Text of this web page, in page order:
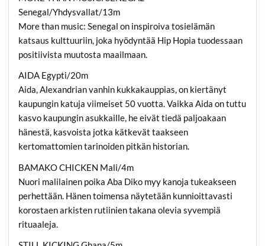
Senegal/Yhdysvallat/13m
More than music: Senegal on inspiroiva tosielämän
katsaus kulttuuriin, joka hyödyntää Hip Hopia tuodessaan
positiivista muutosta maailmaan.
AIDA Egypti/20m
Aida, Alexandrian vanhin kukkakauppias, on kiertänyt
kaupungin katuja viimeiset 50 vuotta. Vaikka Aida on tuttu
kasvo kaupungin asukkaille, he eivät tiedä paljoakaan
hänestä, kasvoista jotka kätkevät taakseen
kertomattomien tarinoiden pitkän historian.
BAMAKO CHICKEN Mali/4m
Nuori malilainen poika Aba Diko myy kanoja tukeakseen
perhettään. Hänen toimensa näytetään kunnioittavasti
korostaen arkisten rutiinien takana olevia syvempiä
rituaaleja.